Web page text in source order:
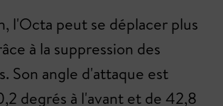
l'Octa peut se déplacer plus
à la suppression des
Son angle d'attaque est
degrés à l'avant et de 42,8